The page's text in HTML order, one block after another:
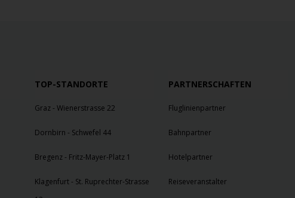
TOP-STANDORTE
Graz - Wienerstrasse 22
Dornbirn - Schwefel 44
Bregenz - Fritz-Mayer-Platz 1
Klagenfurt - St. Ruprechter-Strasse
PARTNERSCHAFTEN
Fluglinienpartner
Bahnpartner
Hotelpartner
Reiseveranstalter